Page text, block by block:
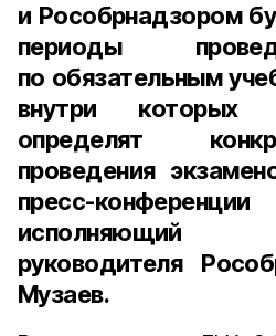
и Рособрнадзором
периоды
по обязательным
внутри которых
определят
проведения
пресс-
исполняющий
руководителя
Музаев.